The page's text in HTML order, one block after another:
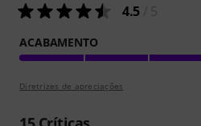
4.5
ACABAMENTO
Diretrizes de apreciações